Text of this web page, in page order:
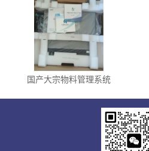
国产大宗物料管理系统